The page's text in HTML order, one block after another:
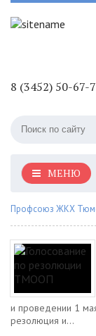
8 (3452) 50-67-
МЕНЮ
Профсоюз ЖКХ
и проведении 1
резолюция и...